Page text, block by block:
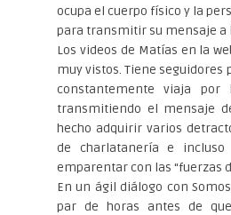
ocupa el cuerpo físico y la
para transmitir su mensaje a
Los videos de Matías en la
muy vistos. Tiene seguidores
constantemente viaja por
transmitiendo el mensaje
hecho adquirir varios
de charlatanería e
emparentar con las “fuerzas
En un ágil diálogo con
par de horas antes de